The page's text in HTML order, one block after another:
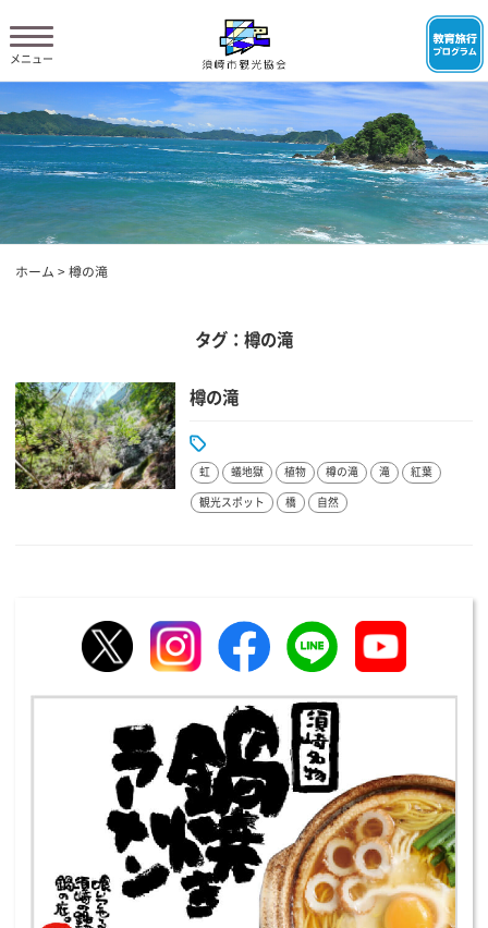
ホーム > 樽の滝
タグ：樽の滝
樽の滝
虹 蟻地獄 植物 樽の滝 滝 紅葉
観光スポット 橋 自然